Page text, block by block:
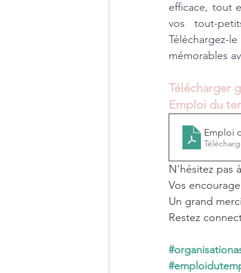
efficace, tout
vos tout-
mémorables
Télécharger
Emploi du
Emploi
N'hésitez pas
Vos
Un grand
Restez